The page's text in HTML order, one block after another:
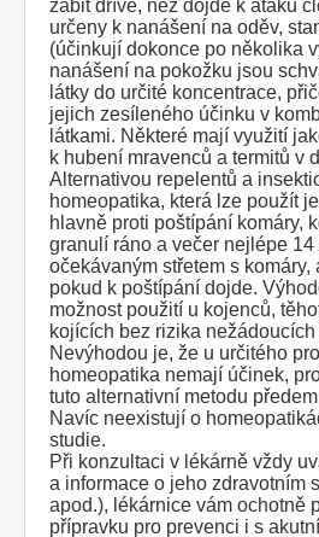
zabit dříve, než dojde k ataku
určeny k nanášení na oděv,
(účinkují dokonce po několika
nanášení na pokožku jsou
látky do určité koncentrace,
jejich zesíleného účinku v
látkami. Některé mají využití
k hubení mravenců a termitů v
Alternativou repelentů a
homeopatika, která lze použít
hlavně proti poštípání komáry,
granulí ráno a večer nejlépe 14
očekávaným střetem s komáry,
pokud k poštípání dojde.
možnost použití u kojenců,
kojících bez rizika nežádoucích
Nevýhodou je, že u určitého
homeopatika nemají účinek,
tuto alternativní metodu
Navíc neexistují o
studie.
Při konzultaci v lékárně vždy
a informace o jeho zdravotním
apod.), lékárnice vám ochotně
přípravku pro prevenci i s